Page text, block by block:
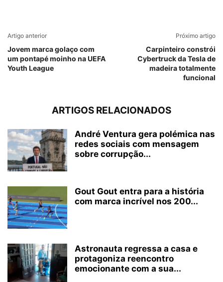
Artigo anterior
Jovem marca golaço com
um pontapé moinho na UEFA
Youth League
Próximo artigo
Carpinteiro constrói
Cybertruck da Tesla de
madeira totalmente
funcional
ARTIGOS RELACIONADOS
André Ventura gera polémica nas
redes sociais com mensagem
sobre corrupção...
Gout Gout entra para a história
com marca incrível nos 200...
Astronauta regressa a casa e
protagoniza reencontro
emocionante com a sua...